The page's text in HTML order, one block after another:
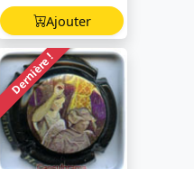
Ajouter
Dernière !